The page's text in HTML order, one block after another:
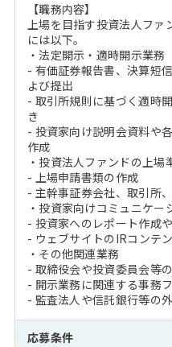
【職務内容】
上場を目指す投資法人ファ
には以下。
・法定開示・適時開示業務
- 有価証券報告書、決算短
よび提出
- 取引所規則に基づく適時
き
- 投資家向け説明会資料や
作成
・投資法人ファンドの上場
- 上場申請書類の作成
- 主幹事証券会社、取引所
・投資家向けコミュニケー
- 投資家へのレポート作成
- ウェブサイトのIRコンテ
・その他関連業務
- 取締役会や投資委員会等
- 開示業務に関連する事務
- 監査法人や信託銀行等の
応募条件